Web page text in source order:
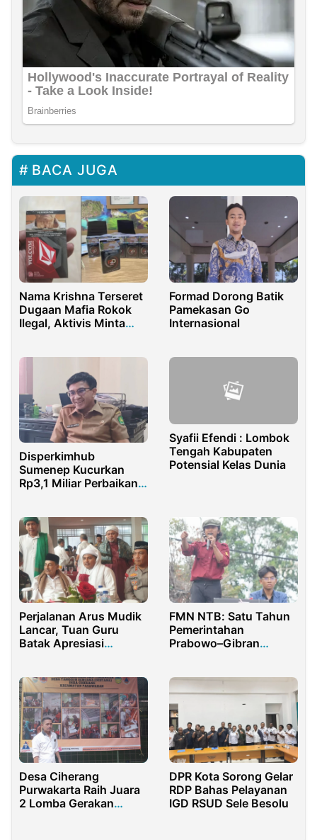
BACA JUGA
Nama Krishna Terseret
Dugaan Mafia Rokok
Ilegal, Aktivis Minta
Formad Dorong Batik
Pamekasan Go
Internasional
Disperkimhub
Sumenep Kucurkan
Rp3,1 Miliar Perbaikan
Syafii Efendi : Lombok
Tengah Kabupaten
Potensial Kelas Dunia
Perjalanan Arus Mudik
Lancar, Tuan Guru
Batak Apresiasi
FMN NTB: Satu Tahun
Pemerintahan
Prabowo–Gibran
Modal Asing
Desa Ciherang
Purwakarta Raih Juara
2 Lomba Gerakan
DPR Kota Sorong Gelar
RDP Bahas Pelayanan
IGD RSUD Sele Besolu